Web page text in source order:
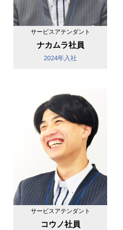
サービスアテンダント
ナカムラ社員
2024年入社
サービスアテンダント
コウノ社員